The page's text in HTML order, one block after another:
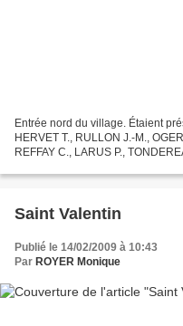
Entrée nord du village. Étaient
HERVET T., RULLON J.-M.,
REFFAY C., LARUS P.,
Saint Valentin
Publié le 14/02/2009 à 10:43
Par ROYER Monique